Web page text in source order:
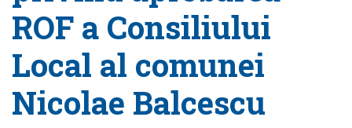
ROF a Consiliului
Local al comunei
Nicolae Balcescu